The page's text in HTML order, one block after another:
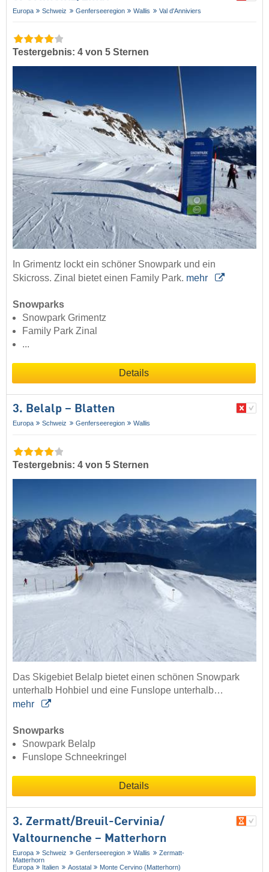
Europa Schweiz Genferseeregion Wallis Val d'Anniviers
Testergebnis: 4 von 5 Sternen
In Grimentz lockt ein schöner Snowpark und ein
Skicross. Zinal bietet einen Family Park. mehr
Snowparks
Snowpark Grimentz
Family Park Zinal
...
Details
3. Belalp – Blatten
Europa Schweiz Genferseeregion Wallis
Testergebnis: 4 von 5 Sternen
Das Skigebiet Belalp bietet einen schönen Snowpark
unterhalb Hohbiel und eine Funslope unterhalb…
mehr
Snowparks
Snowpark Belalp
Funslope Schneekringel
Details
3. Zermatt/​Breuil-Cervinia/​
Valtournenche – Matterhorn
Europa Schweiz Genferseeregion Wallis
Zermatt-
Matterhorn
Europa
Italien Aostatal Monte Cervino (Matterhorn)